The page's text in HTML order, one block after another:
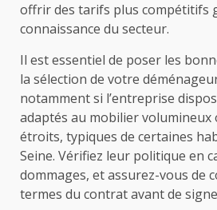
offrir des tarifs plus compétitifs
connaissance du secteur.
Il est essentiel de poser les
la sélection de votre
notamment si l’entreprise
adaptés au mobilier volumineux
étroits, typiques de certaines
Seine. Vérifiez leur politique en
dommages, et assurez-vous de
termes du contrat avant de